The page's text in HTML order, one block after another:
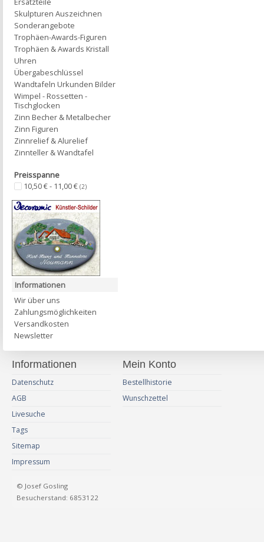
Skulpturen Auszeichnen
Sonderangebote
Trophäen-Awards-Figuren
Trophäen & Awards Kristall
Uhren
Übergabeschlüssel
Wandtafeln Urkunden Bilder
Wimpel - Rossetten -
Tischglocken
Zinn Becher & Metalbecher
Zinn Figuren
Zinnrelief & Alurelief
Zinnteller & Wandtafel
Preisspanne
10,50 € - 11,00 € (2)
Informationen
Wir über uns
Zahlungsmöglichkeiten
Versandkosten
Newsletter
Informationen
Datenschutz
AGB
Livesuche
Tags
Sitemap
Impressum
Mein Konto
Bestellhistorie
Wunschzettel
© Josef Gosling
Besucherstand: 6853122